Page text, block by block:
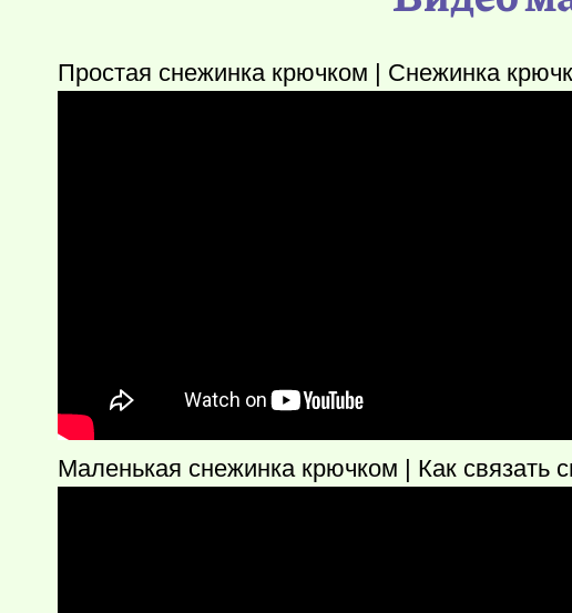
Простая снежинка крючком | Снежинка
Маленькая снежинка крючком | Как связать